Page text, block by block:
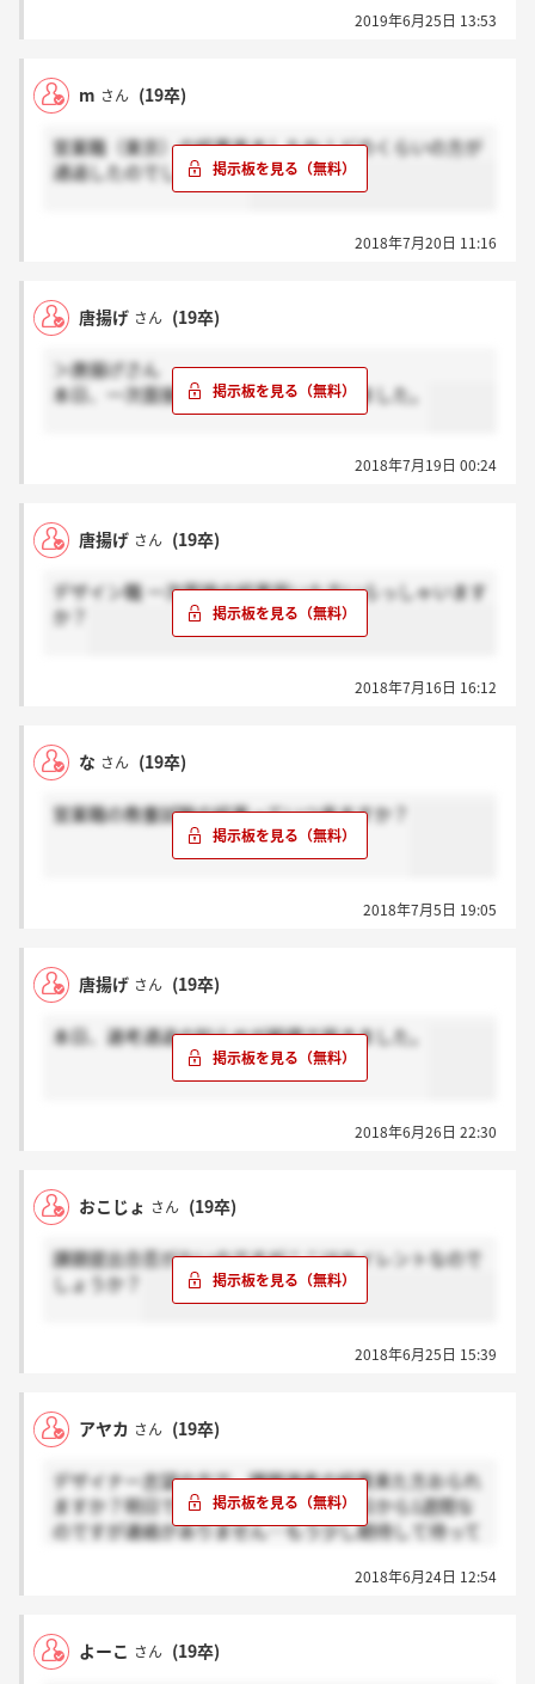
2019年6月25日 13:53
m さん (19卒)
営業職（東京）の結果来ましたね！どのくらいの方が
通過したのでしょうか？
2018年7月20日 11:16
唐揚げ さん (19卒)
＞唐揚げさん
本日、一次面接通過のお電話いただきました。
2018年7月19日 00:24
唐揚げ さん (19卒)
デザイン職 一次面接の結果届いた方いらっしゃいます
か？
2018年7月16日 16:12
な さん (19卒)
営業職の教養試験の結果っていつ来ますか？
2018年7月5日 19:05
唐揚げ さん (19卒)
本日、選考通過の知らせが郵便で届きました。
2018年6月26日 22:30
おこじょ さん (19卒)
課題提出合否がないのですがここはサイレントなので
しょうか？
2018年6月25日 15:39
アヤカ さん (19卒)
デザイナー志望の方で、課題選考の結果来た方おられ
ますか？明日でちょうど発着締め切り日から1週間な
のですが連絡がありません…もう少し期待して待って
2018年6月24日 12:54
よーこ さん (19卒)